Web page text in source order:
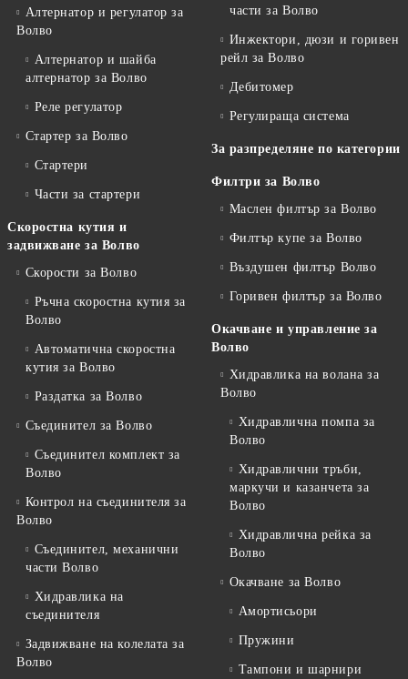
Алтернатор и регулатор за
Волво
Алтернатор и шайба
алтернатор за Волво
Реле регулатор
Стартер за Волво
Стартери
Части за стартери
Скоростна кутия и
задвижване за Волво
Скорости за Волво
Ръчна скоростна кутия за
Волво
Автоматична скоростна
кутия за Волво
Раздатка за Волво
Съединител за Волво
Съединител комплект за
Волво
Контрол на съединителя за
Волво
Съединител, механични
части Волво
Хидравлика на
съединителя
Задвижване на колелата за
Волво
части за Волво
Инжектори, дюзи и горивен
рейл за Волво
Дебитомер
Регулираща система
За разпределяне по категории
Филтри за Волво
Маслен филтър за Волво
Филтър купе за Волво
Въздушен филтър Волво
Горивен филтър за Волво
Окачване и управление за
Волво
Хидравлика на волана за
Волво
Хидравлична помпа за
Волво
Хидравлични тръби,
маркучи и казанчета за
Волво
Хидравлична рейка за
Волво
Окачване за Волво
Амортисьори
Пружини
Тампони и шарнири